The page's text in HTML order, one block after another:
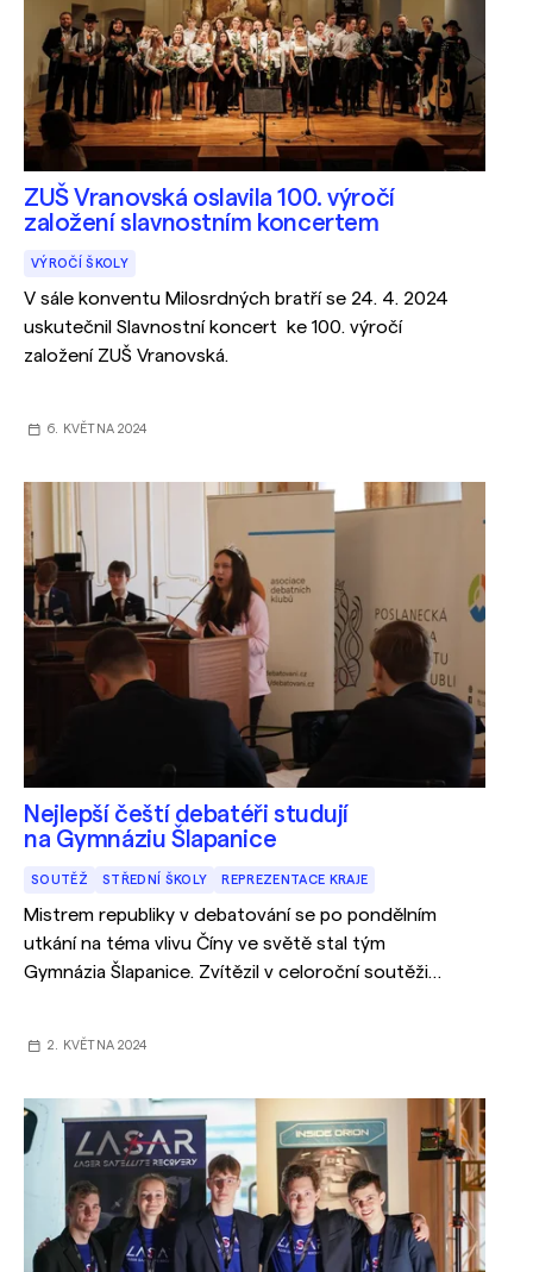
ZUŠ Vranovská oslavila 100. výročí
založení slavnostním koncertem
VÝROČÍ ŠKOLY
V sále konventu Milosrdných bratří se 24. 4. 2024
uskutečnil Slavnostní koncert ke 100. výročí
založení ZUŠ Vranovská.
6. KVĚTNA 2024
Nejlepší čeští debatéři studují
na Gymnáziu Šlapanice
SOUTĚŽ STŘEDNÍ ŠKOLY REPREZENTACE KRAJE
Mistrem republiky v debatování se po pondělním
utkání na téma vlivu Číny ve světě stal tým
Gymnázia Šlapanice. Zvítězil v celoroční soutěži
2. KVĚTNA 2024